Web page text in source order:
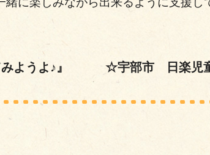
てみようよ♪』 ☆宇部市 日楽児